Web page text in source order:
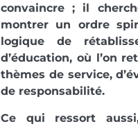
convaincre ; il
montrer un ordre
logique de
d’éducation, où l’on
thèmes de service,
de responsabilité.
Ce qui ressort